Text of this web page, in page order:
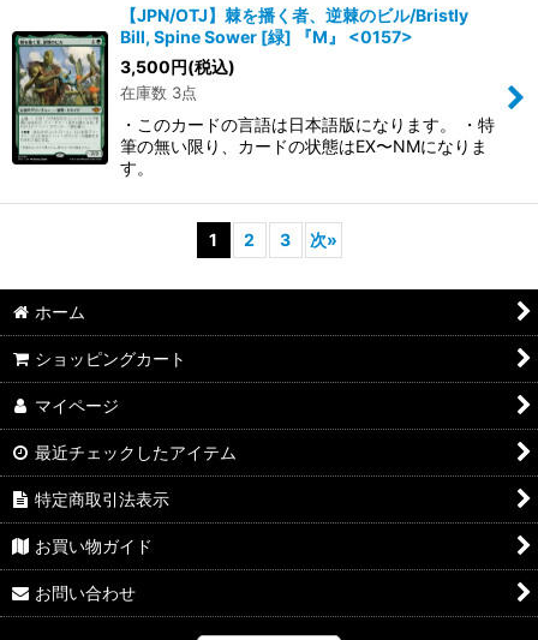
【JPN/OTJ】棘を播く者、逆棘のビル/Bristly
Bill, Spine Sower [緑] 『M』 <0157>
3,500円(税込)
在庫数 3点
・このカードの言語は日本語版になります。 ・特
筆の無い限り、カードの状態はEX〜NMになりま
す。
1 2 3 次»
ホーム
ショッピングカート
マイページ
最近チェックしたアイテム
特定商取引法表示
お買い物ガイド
お問い合わせ